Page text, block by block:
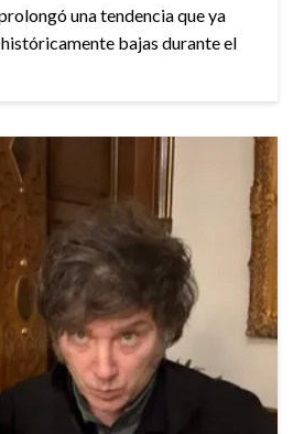
una tendencia que ya
bajas durante el